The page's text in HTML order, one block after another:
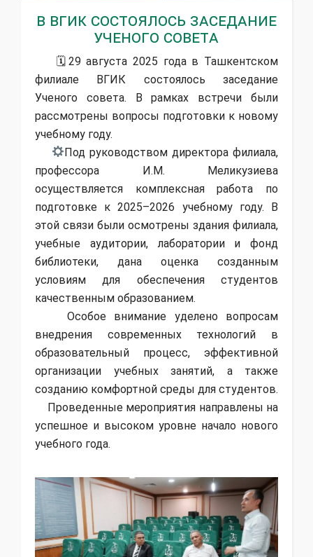
В ВГИК состоялось заседание
Ученого совета
🗓29 августа 2025 года в Ташкентском
филиале ВГИК состоялось заседание
Ученого совета. В рамках встречи были
рассмотрены вопросы подготовки к новому
учебному году.
Под руководством директора филиала,
профессора И.М. Меликузиева
осуществляется комплексная работа по
подготовке к 2025–2026 учебному году. В
этой связи были осмотрены здания филиала,
учебные аудитории, лаборатории и фонд
библиотеки, дана оценка созданным
условиям для обеспечения студентов
качественным образованием.
Особое внимание уделено вопросам
внедрения современных технологий в
образовательный процесс, эффективной
организации учебных занятий, а также
созданию комфортной среды для студентов.
Проведенные мероприятия направлены на
успешное и высоком уровне начало нового
учебного года.